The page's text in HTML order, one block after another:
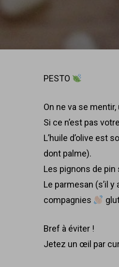
PESTO
On ne va se
Si ce n’est pas
L’huile d’olive est
dont palme).
Les pignons de
Le parmesan (s’il
compagnies
Bref à éviter !
Jetez un œil par